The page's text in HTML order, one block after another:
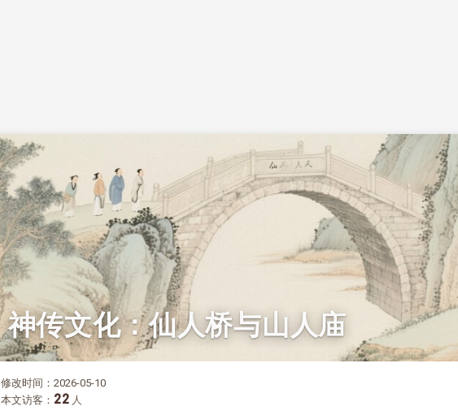
神传文化：仙人桥与山人庙
修改时间：2026-05-10
本文访客： 22 人